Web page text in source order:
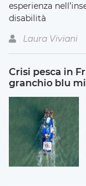
esperienza
disabilità
Laura Viviani
Crisi pesca in
granchio blu